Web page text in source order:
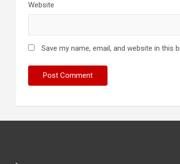
Website
Save my name, email, and website in